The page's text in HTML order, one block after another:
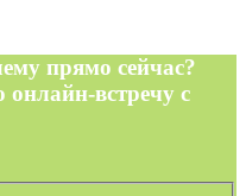
прямо сейчас?
встречу с